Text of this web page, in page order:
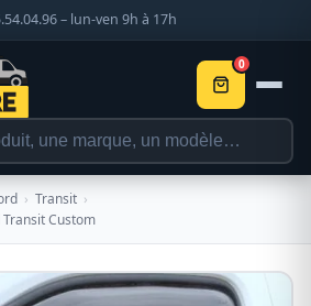
– lun-ven 9h à 17h
0
› Transit ›
Custom